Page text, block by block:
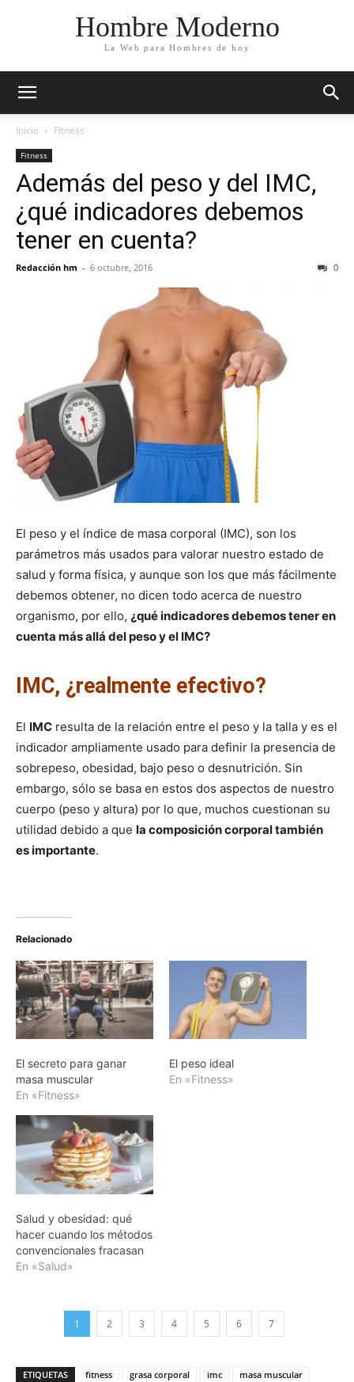
Hombre Moderno
La Web para Hombres de hoy
Inicio Fitness
Fitness
Además del peso y del IMC,
¿qué indicadores debemos
tener en cuenta?
Redacción hm - 6 octubre, 2016 0
El peso y el índice de masa corporal (IMC), son los
parámetros más usados para valorar nuestro estado de
salud y forma física, y aunque son los que más fácilmente
debemos obtener, no dicen todo acerca de nuestro
organismo, por ello, ¿qué indicadores debemos tener en
cuenta más allá del peso y el IMC?
IMC, ¿realmente efectivo?
El IMC resulta de la relación entre el peso y la talla y es el
indicador ampliamente usado para definir la presencia de
sobrepeso, obesidad, bajo peso o desnutrición. Sin
embargo, sólo se basa en estos dos aspectos de nuestro
cuerpo (peso y altura) por lo que, muchos cuestionan su
utilidad debido a que la composición corporal también
es importante.
Relacionado
El secreto para ganar
masa muscular
En «Fitness»
El peso ideal
En «Fitness»
Salud y obesidad: qué
hacer cuando los métodos
convencionales fracasan
En «Salud»
1 2 3 4 5 6 7
ETIQUETAS fitness grasa corporal imc
masa muscular